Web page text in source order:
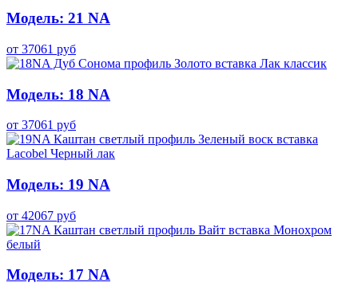
Модель: 21 NA
от 37061 руб
Модель: 18 NA
от 37061 руб
Модель: 19 NA
от 42067 руб
Модель: 17 NA